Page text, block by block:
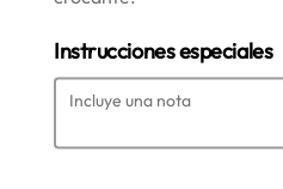
Instrucciones especiales